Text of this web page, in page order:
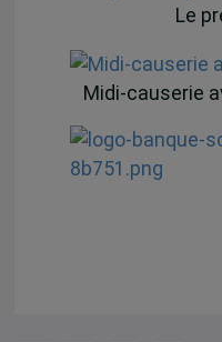
Le
Midi-causerie